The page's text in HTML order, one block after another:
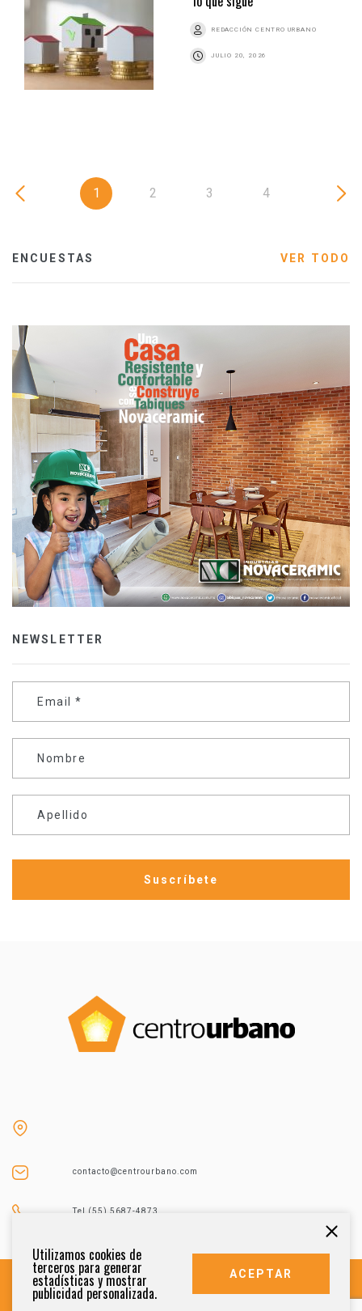
REDACCIÓN CENTRO URBANO
JULIO 20, 2026
1 2 3 4
ENCUESTAS VER TODO
NEWSLETTER
Email *
Nombre
Apellido
contacto@centrourbano.com
Tel (55) 5687-4873
Utilizamos cookies de
terceros para generar
estadísticas y mostrar
publicidad personalizada.
ACEPTAR